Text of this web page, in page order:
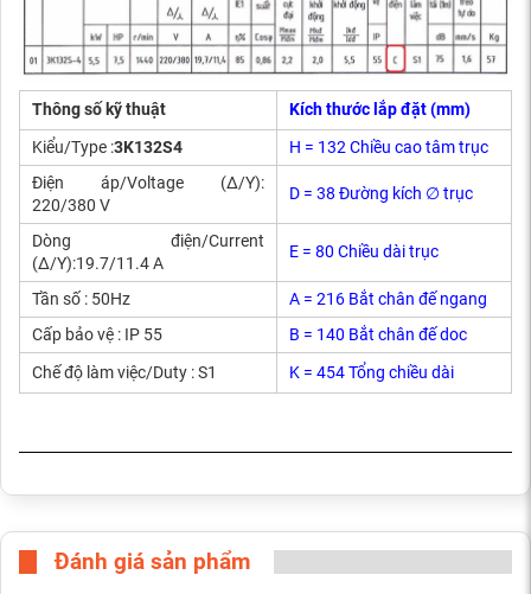
Thông số kỹ thuật
Kích thước lắp đặt (mm)
Kiểu/Type :3K132S4
H = 132 Chiều cao tâm trục
Điện áp/Voltage (Δ/Y):
220/380 V
D = 38 Đường kích ∅ trục
Dòng điện/Current
(Δ/Y):19.7/11.4 A
E = 80 Chiều dài trục
Tần số : 50Hz
A = 216 Bắt chân đế ngang
Cấp bảo vệ : IP 55
B = 140 Bắt chân đế doc
Chế độ làm việc/Duty : S1
K = 454 Tổng chiều dài
Đánh giá sản phẩm